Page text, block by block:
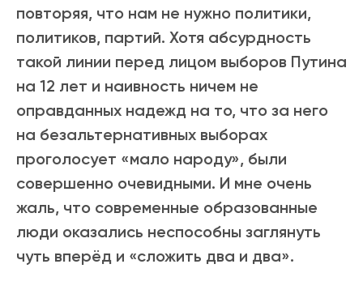
повторяя, что нам не нужно политики,
политиков, партий. Хотя абсурдность
такой линии перед лицом выборов Путина
на 12 лет и наивность ничем не
оправданных надежд на то, что за него
на безальтернативных выборах
проголосует «мало народу», были
совершенно очевидными. И мне очень
жаль, что современные образованные
люди оказались неспособны заглянуть
чуть вперёд и «сложить два и два».